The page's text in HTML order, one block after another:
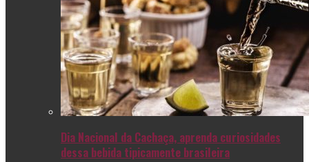
Dia Nacional da Cachaça, aprenda curiosidades
dessa bebida tipicamente brasileira